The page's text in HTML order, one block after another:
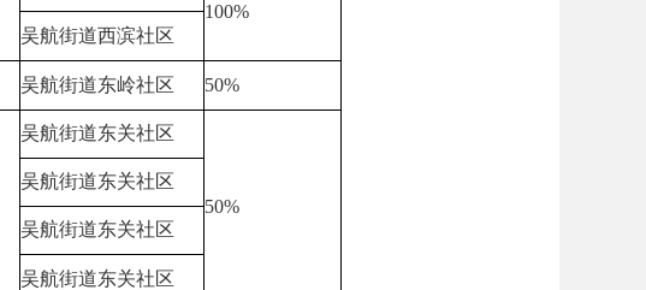
100%
吴航街道西滨社区
吴航街道东岭社区 50%
吴航街道东关社区
50%
吴航街道东关社区
吴航街道东关社区
吴航街道东关社区